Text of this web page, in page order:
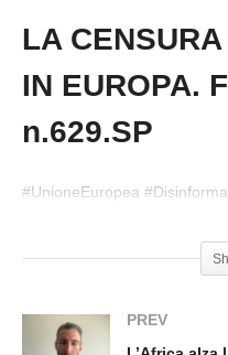
Copy
LA
IN EUROPA.
n.629.SP
#UnioneEuropea
PREV